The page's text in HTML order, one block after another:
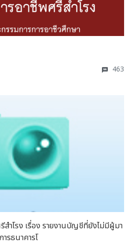
463
สำโรง เรื่อง รายงานบัญชีที่ยังไม่มีผู้มา
รธนาคารโ